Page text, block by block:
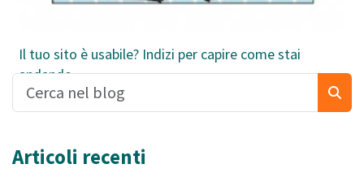
Il tuo sito è usabile? Indizi per capire come stai
andando
Articoli recenti